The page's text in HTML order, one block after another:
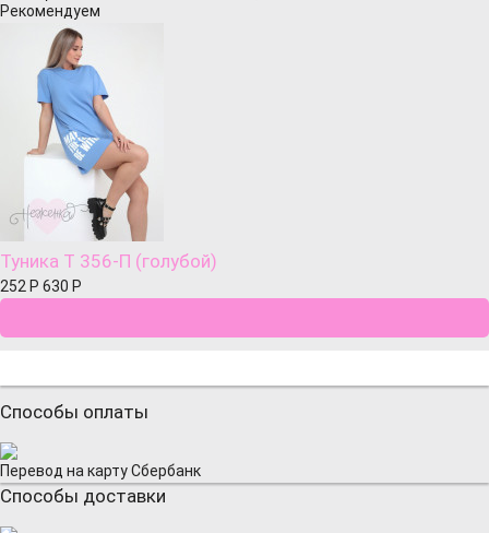
Рекомендуем
Туника Т 356-П (голубой)
252 Р 630 Р
Способы оплаты
Перевод на карту Сбербанк
Способы доставки